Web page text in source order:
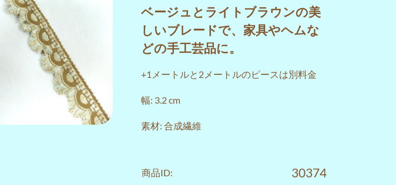
ベージュとライトブラウンの美
しいブレードで、家具やヘムな
どの手工芸品に。
+1メートルと2メートルのピースは別料金
幅: 3.2 cm
素材: 合成繊維
商品ID: 30374